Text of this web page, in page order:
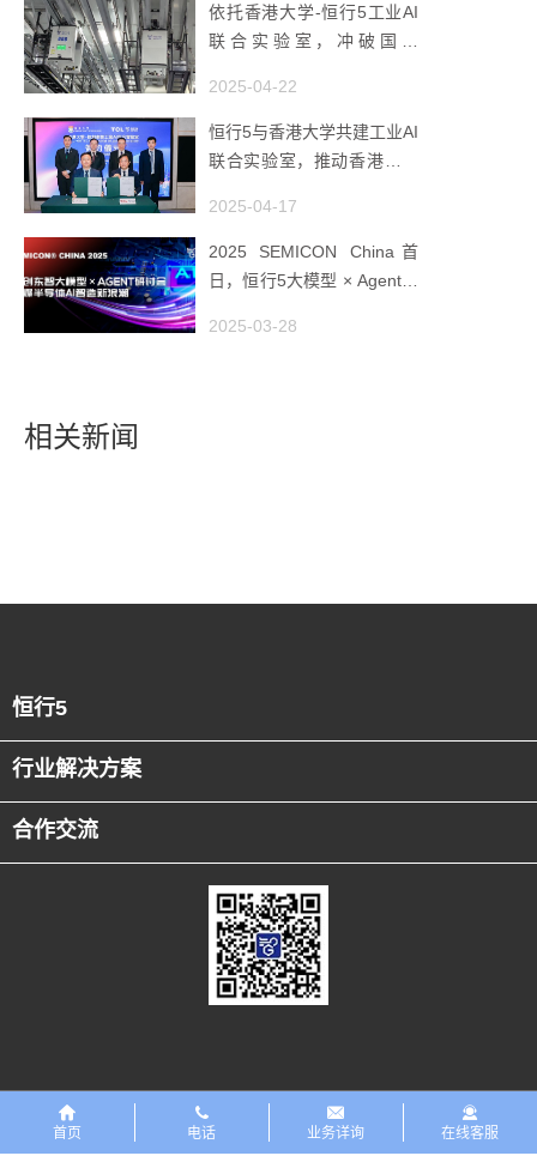
依托香港大学-恒行5工业AI
联合实验室，冲破国产
2025-04-22
恒行5与香港大学共建工业AI
联合实验室，推动香港成为
2025-04-17
2025 SEMICON China首
日，恒行5大模型 × Agent研
潮
2025-03-28
相关新闻
恒行5
行业解决方案
合作交流
友情链接 恒行5PreMaint设备数字化平台
首页 电话 业务详询 在线客服